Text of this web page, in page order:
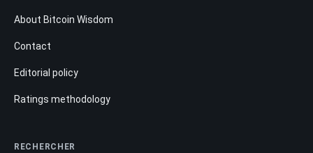
About Bitcoin Wisdom
Contact
Editorial policy
Ratings methodology
RECHERCHER